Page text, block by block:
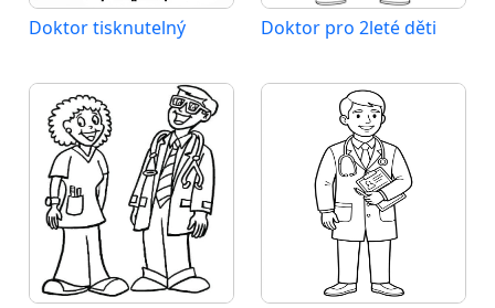
Doktor tisknutelný Doktor pro 2leté děti